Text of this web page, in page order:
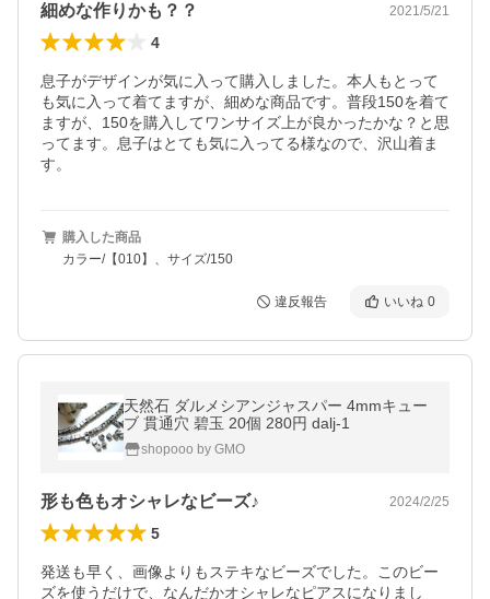
細めな作りかも？？ 2021/5/21
4
息子がデザインが気に入って購入しました。本人もとって
も気に入って着てますが、細めな商品です。普段150を着て
ますが、150を購入してワンサイズ上が良かったかな？と思
ってます。息子はとても気に入ってる様なので、沢山着ま
す。
購入した商品
カラー/【010】、サイズ/150
違反報告 いいね 0
天然石 ダルメシアンジャスパー 4mmキュー
ブ 貫通穴 碧玉 20個 280円 dalj-1
shopooo by GMO
形も色もオシャレなビーズ♪ 2024/2/25
5
発送も早く、画像よりもステキなビーズでした。このビー
ズを使うだけで、なんだかオシャレなピアスになりまし